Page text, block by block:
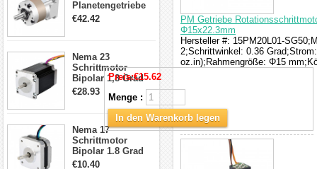
Planetengetriebe
5:1 Spiel 15Arc-
€42.42
Nema 23
Schrittmotor
Bipolar 1,8 Grad
2,83Nm 4 A 2,26V
CNC Hybrid-
Schrittmotor mit 8
Anschlüssen
€28.93
Nema 17
Schrittmotor
Bipolar 1.8 Grad
8.7Ncm 1A 3.5V 4
€10.40
PM Getriebe
Φ15x22.3mm
Hersteller #: 15PM20L01-
2;Schrittwinkel: 0.36
oz.in);Rahmengröße: Φ15
Preis:€15.62
Menge :
In den Warenkorb legen